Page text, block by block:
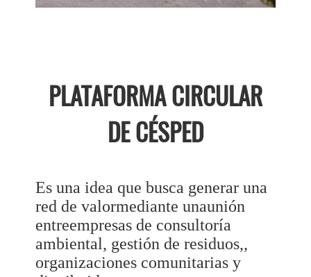
PLATAFORMA CIRCULAR
DE CÉSPED
Es una idea que busca generar una
red de valormediante unaunión
entreempresas de consultoría
ambiental, gestión de residuos,,
organizaciones comunitarias y